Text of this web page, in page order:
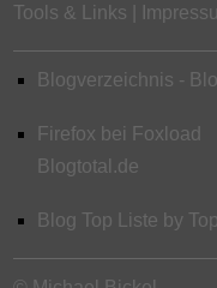
Tools & Links
Blogverzeichnis -
Firefox bei Foxload
Blogtotal.de
Blog Top Liste by